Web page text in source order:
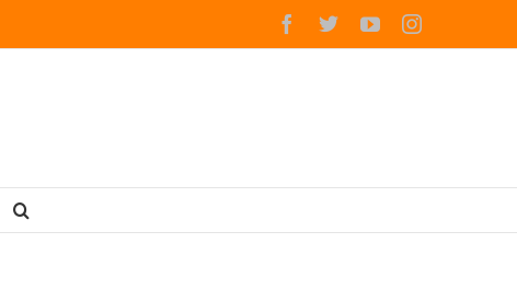
Facebook
TwitterYoutubeInstagram